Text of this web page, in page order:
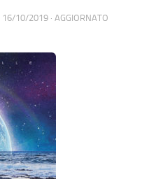
16/10/2019 · AGGIORNATO